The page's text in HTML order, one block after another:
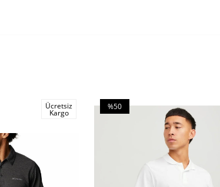
Ücretsiz
Kargo
%50